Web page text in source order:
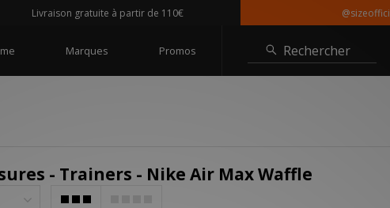
Livraison gratuite à partir de 110€ @sizeofficialfr
Marques Promos Rechercher
- Trainers - Nike Air Max Waffle